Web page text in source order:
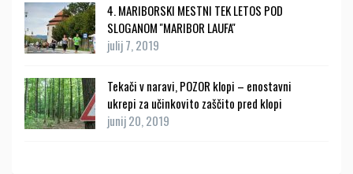
4. MARIBORSKI MESTNI TEK LETOS POD
SLOGANOM ''MARIBOR LAUFA''
julij 7, 2019
Tekači v naravi, POZOR klopi – enostavni
ukrepi za učinkovito zaščito pred klopi
junij 20, 2019